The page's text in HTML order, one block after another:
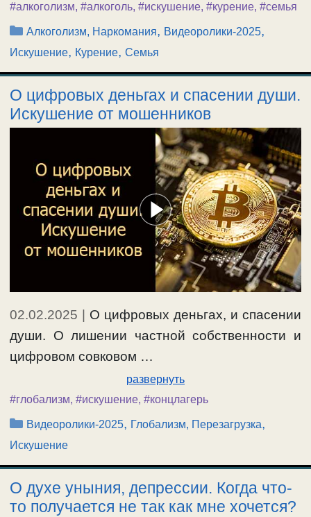
#алкоголизм, #алкоголь, #искушение, #курение, #семья
Рубрики
Алкоголизм, Наркомания, Видеоролики-2025,
Искушение, Курение, Семья
О цифровых деньгах и спасении души.
Искушение от мошенников
02.02.2025
О цифровых деньгах, и спасении
души. О лишении частной собственности и
цифровом совковом …
развернуть
#глобализм, #искушение, #концлагерь
Рубрики
Видеоролики-2025, Глобализм, Перезагрузка,
Искушение
О духе уныния, депрессии. Когда что-
то получается не так как мне хочется?